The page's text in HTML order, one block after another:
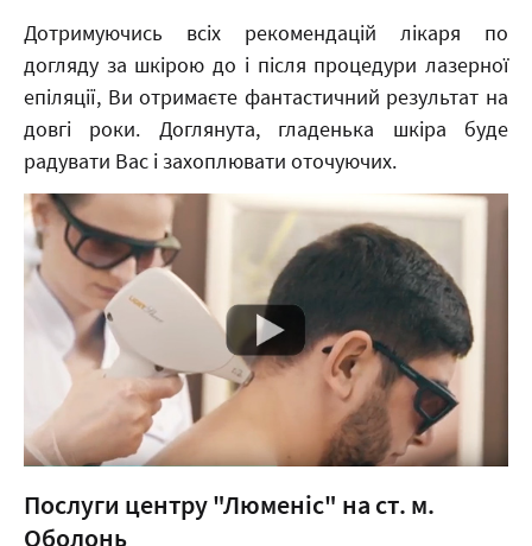
Дотримуючись всіх рекомендацій лікаря по
догляду за шкірою до і після процедури лазерної
епіляції, Ви отримаєте фантастичний результат на
довгі роки. Доглянута, гладенька шкіра буде
радувати Вас і захоплювати оточуючих.
Послуги центру "Люменіс" на ст. м.
Оболонь